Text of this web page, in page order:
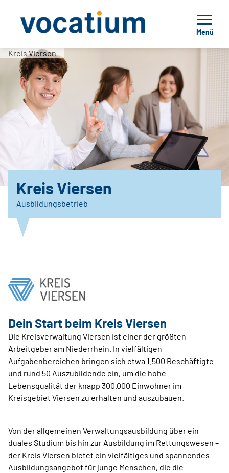
Menü
Kreis Viersen
Kreis Viersen
Ausbildungsbetrieb
Dein Start beim Kreis Viersen
Die Kreisverwaltung Viersen ist einer der größten
Arbeitgeber am Niederrhein. In vielfältigen
Aufgabenbereichen bringen sich etwa 1.500 Beschäftigte
und rund 50 Auszubildende ein, um die hohe
Lebensqualität der knapp 300.000 Einwohner im
Kreisgebiet Viersen zu erhalten und auszubauen.
Von der allgemeinen Verwaltungsausbildung über ein
duales Studium bis hin zur Ausbildung im Rettungswesen –
der Kreis Viersen bietet ein vielfältiges und spannendes
Ausbildungsangebot für junge Menschen, die die